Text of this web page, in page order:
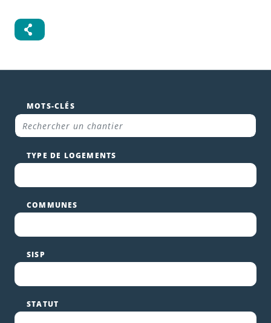
MOTS-CLÉS
TYPE DE LOGEMENTS
COMMUNES
SISP
STATUT